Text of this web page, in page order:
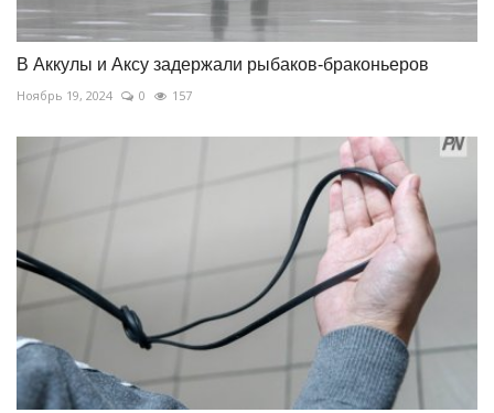
В Аккулы и Аксу задержали рыбаков-браконьеров
Ноябрь 19, 2024 0 157